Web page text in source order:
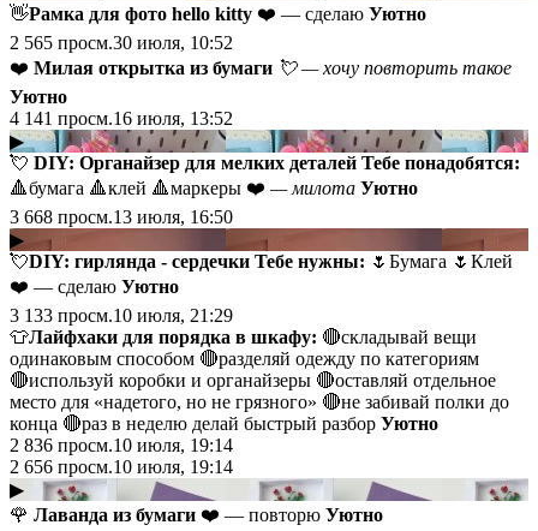
👋Рамка для фото hello kitty ❤️ — сделаю Уютно
2 565 просм.30 июля, 10:52
❤️ Милая открытка из бумаги 💘 — хочу повторить такое
Уютно
4 141 просм.16 июля, 13:52
▶
💘 DIY: Органайзер для мелких деталей Тебе понадобятся:
🔺бумага 🔺клей 🔺маркеры ❤️ — милота Уютно
3 668 просм.13 июля, 16:50
▶
💘DIY: гирлянда - сердечки Тебе нужны: 🌷Бумага 🌷Клей
❤️ — сделаю Уютно
3 133 просм.10 июля, 21:29
👕Лайфхаки для порядка в шкафу: 🔴складывай вещи
одинаковым способом 🔴разделяй одежду по категориям
🔴используй коробки и органайзеры 🔴оставляй отдельное
место для «надетого, но не грязного» 🔴не забивай полки до
конца 🔴раз в неделю делай быстрый разбор Уютно
2 836 просм.10 июля, 19:14
2 656 просм.10 июля, 19:14
▶
🌹 Лаванда из бумаги ❤️ — повторю Уютно